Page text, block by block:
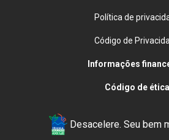
Política de
Código de
Informações
Código de ética
Desacelere. Seu bem